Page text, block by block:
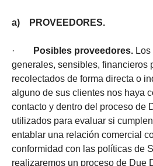
a) PROVEEDORES.
· Posibles proveedores.
generales, sensibles, financieros
recolectados de forma directa o
alguno de sus clientes nos haya
contacto y dentro del proceso de
utilizados para evaluar si
entablar una relación comercial
conformidad con las políticas de
realizaremos un proceso de Due